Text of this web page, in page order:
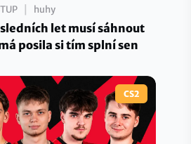
huhy
let musí sáhnout
posila si tím splní sen
CS2